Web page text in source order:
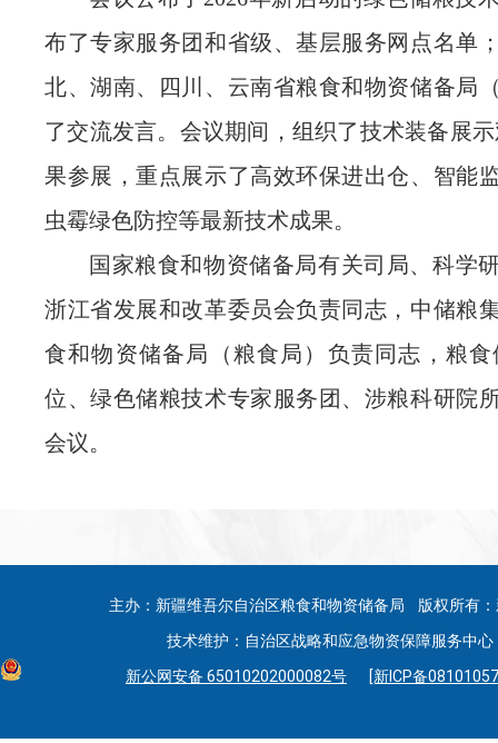
布了专家服务团和省级、基层服务网点名单
北、湖南、四川、云南省粮食和物资储备局
了交流发言。会议期间，组织了技术装备展
果参展，重点展示了高效环保进出仓、智能
虫霉绿色防控等最新技术成果。
国家粮食和物资储备局有关司局、科学
浙江省发展和改革委员会负责同志，中储粮
食和物资储备局（粮食局）负责同志，粮
位、绿色储粮技术专家服务团、涉粮科研院
会议。
主办：新疆维吾尔自治区粮食和物资储备局 版权所有
技术维护：自治区战略和应急物资保障服务中
新公网安备 65010202000082号
[新ICP备